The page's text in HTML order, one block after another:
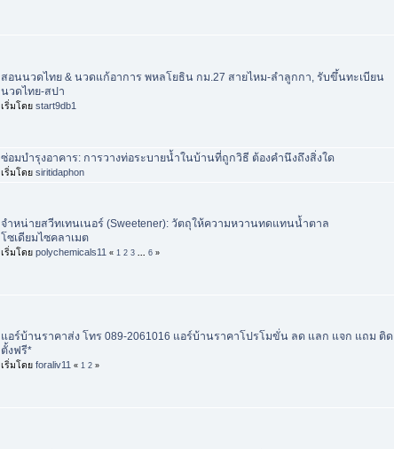
สอนนวดไทย & นวดแก้อาการ พหลโยธิน กม.27 สายไหม-ลำลูกกา, รับขึ้นทะเบียน
นวดไทย-สปา
เริ่มโดย start9db1
ซ่อมบำรุงอาคาร: การวางท่อระบายน้ำในบ้านที่ถูกวิธี ต้องคำนึงถึงสิ่งใด
เริ่มโดย siritidaphon
จำหน่ายสวีทเทนเนอร์ (Sweetener): วัตถุให้ความหวานทดแทนน้ำตาล
โซเดียมไซคลาเมต
เริ่มโดย polychemicals11 « 1 2 3 6 »
แอร์บ้านราคาส่ง โทร 089-2061016 แอร์บ้านราคาโปรโมขั่น ลด แลก แจก แถม ติด
ตั้งฟรี*
เริ่มโดย foraliv11 « 1 2 »